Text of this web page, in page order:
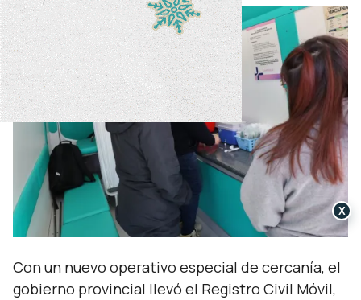
Con un nuevo operativo especial de cercanía, el
gobierno provincial llevó el Registro Civil Móvil,
X